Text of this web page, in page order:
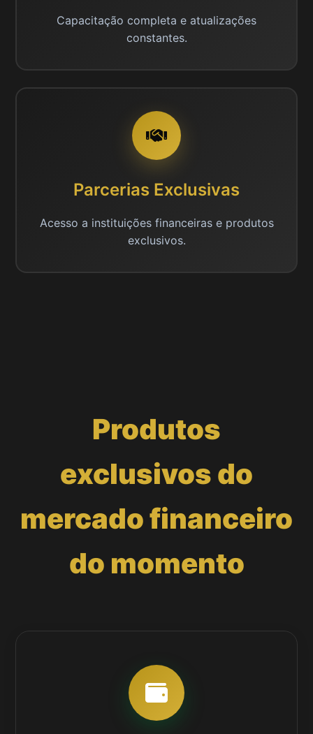
Capacitação completa e atualizações
constantes.
Parcerias Exclusivas
Acesso a instituições financeiras e produtos
exclusivos.
Produtos
exclusivos do
mercado financeiro
do momento